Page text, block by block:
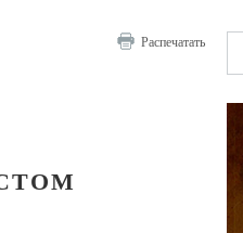
Распечатать